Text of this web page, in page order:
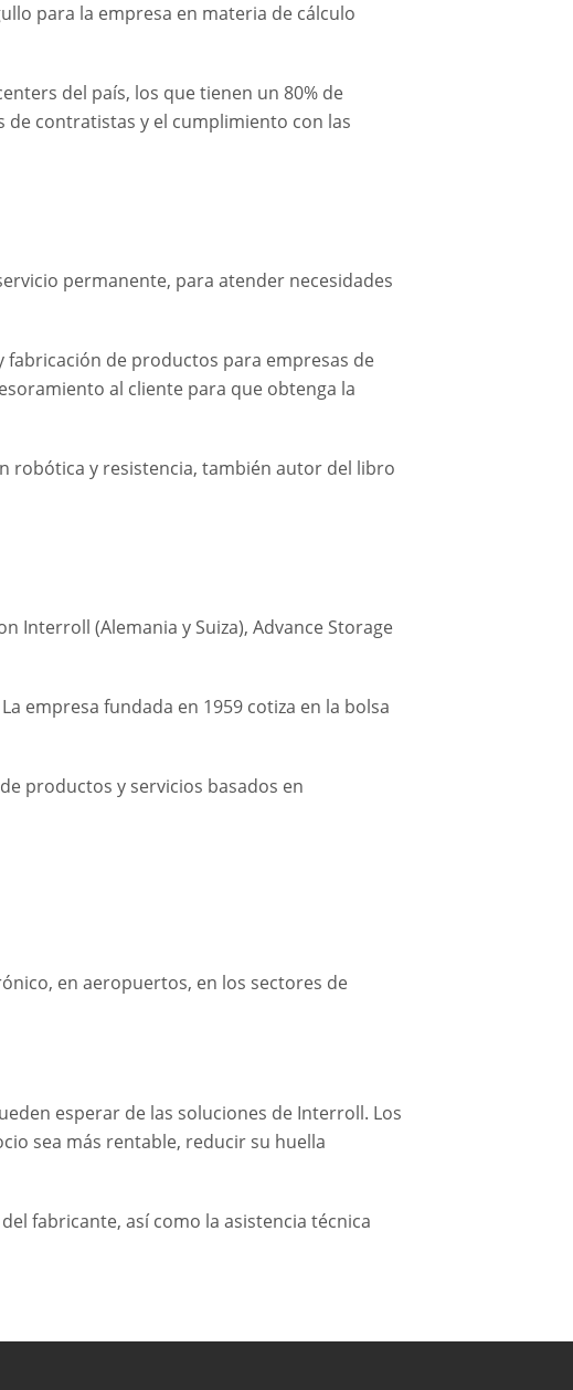
para la empresa en materia de cálculo
del país, los que tienen un 80% de
contratistas y el cumplimiento con las
permanente, para atender necesidades
fabricación de productos para empresas de
al cliente para que obtenga la
robótica y resistencia, también autor del libro
Interroll (Alemania y Suiza), Advance Storage
empresa fundada en 1959 cotiza en la bolsa
productos y servicios basados en
en aeropuertos, en los sectores de
esperar de las soluciones de Interroll. Los
sea más rentable, reducir su huella
fabricante, así como la asistencia técnica